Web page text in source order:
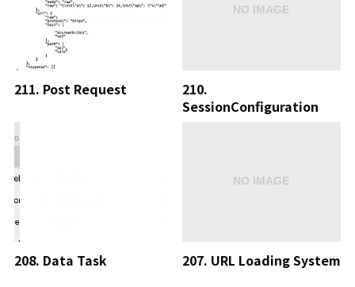
211. Post Request
210.
SessionConfiguration
208. Data Task 207. URL Loading System